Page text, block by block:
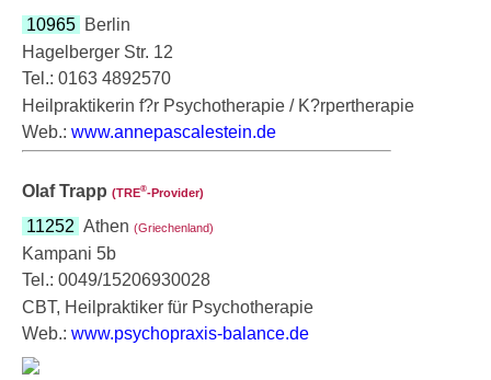
10965 Berlin
Hagelberger Str. 12
Tel.: 0163 4892570
Heilpraktikerin f?r Psychotherapie / K?rpertherapie
Web.: www.annepascalestein.de
Olaf Trapp (TRE®‑Provider)
11252 Athen (Griechenland)
Kampani 5b
Tel.: 0049/15206930028
CBT, Heilpraktiker für Psychotherapie
Web.: www.psychopraxis-balance.de